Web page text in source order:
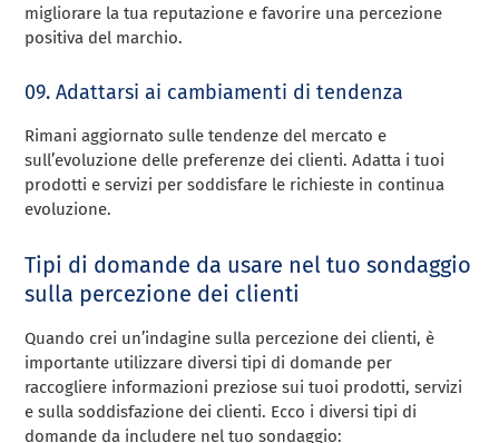
migliorare la tua reputazione e favorire una percezione
positiva del marchio.
09. Adattarsi ai cambiamenti di tendenza
Rimani aggiornato sulle tendenze del mercato e
sull’evoluzione delle preferenze dei clienti. Adatta i tuoi
prodotti e servizi per soddisfare le richieste in continua
evoluzione.
Tipi di domande da usare nel tuo sondaggio
sulla percezione dei clienti
Quando crei un’indagine sulla percezione dei clienti, è
importante utilizzare diversi tipi di domande per
raccogliere informazioni preziose sui tuoi prodotti, servizi
e sulla soddisfazione dei clienti. Ecco i diversi tipi di
domande da includere nel tuo sondaggio: